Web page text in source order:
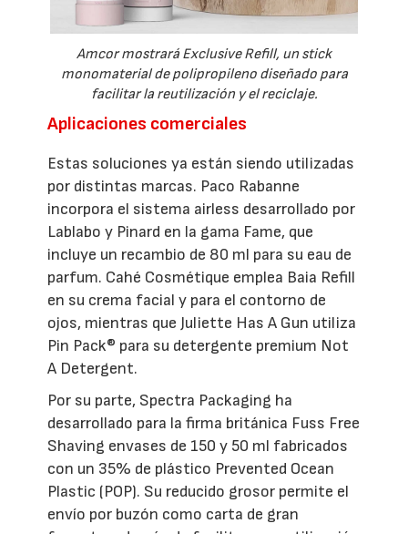
Amcor mostrará Exclusive Refill, un stick
monomaterial de polipropileno diseñado para
facilitar la reutilización y el reciclaje.
Aplicaciones comerciales
Estas soluciones ya están siendo utilizadas
por distintas marcas. Paco Rabanne
incorpora el sistema airless desarrollado por
Lablabo y Pinard en la gama Fame, que
incluye un recambio de 80 ml para su eau de
parfum. Cahé Cosmétique emplea Baia Refill
en su crema facial y para el contorno de
ojos, mientras que Juliette Has A Gun utiliza
Pin Pack® para su detergente premium Not
A Detergent.
Por su parte, Spectra Packaging ha
desarrollado para la firma británica Fuss Free
Shaving envases de 150 y 50 ml fabricados
con un 35% de plástico Prevented Ocean
Plastic (POP). Su reducido grosor permite el
envío por buzón como carta de gran